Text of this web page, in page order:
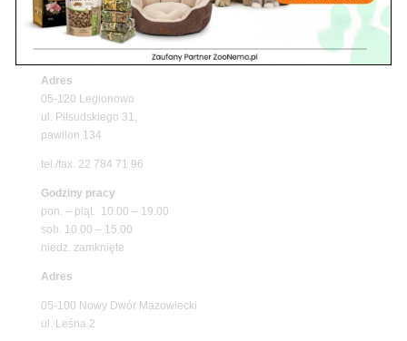
Adres
05-120 Legionowo
ul. Piłsudskiego 31,
pawilon 134
tel./fax. 22 784 71 96
Godziny pracy
pon. – piąt. 10.00 – 19.00
sob. 10.00 – 15.00
niedz. zamknięte
Adres
05-100 Nowy Dwór Mazowiecki
ul. Leśna 2